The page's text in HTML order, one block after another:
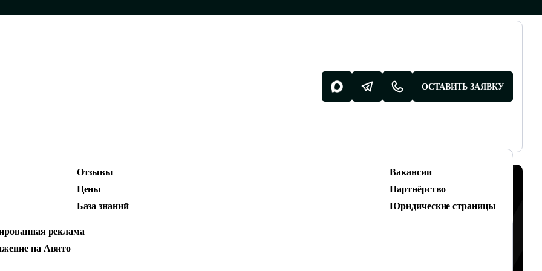
реклама
на Авито
Разработка поддержка
Техническая поддержка сайтов
Отзывы
Цены
База знаний
Вакансии
Партнёрство
Юридические страницы
ОСТАВИТЬ ЗАЯВКУ
ПО РЕМОНТУ